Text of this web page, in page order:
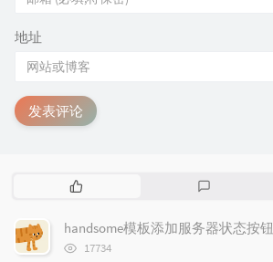
地址
发表评论
热
文
章
评
handsome模板添加服务器状态按钮
浏
17734